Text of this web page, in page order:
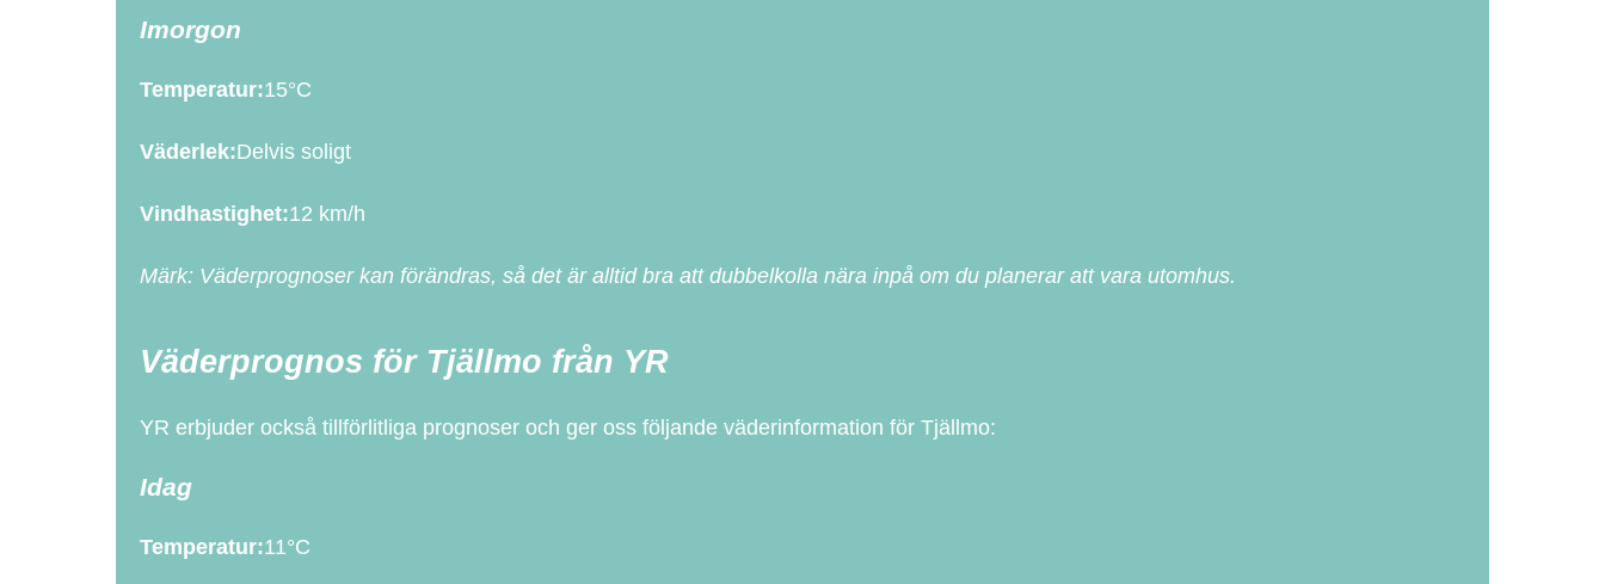
Imorgon
Temperatur:15°C
Väderlek:Delvis soligt
Vindhastighet:12 km/h
Märk: Väderprognoser kan förändras, så det är alltid bra att dubbelkolla nära inpå om du planerar att vara utomhus.
Väderprognos för Tjällmo från YR
YR erbjuder också tillförlitliga prognoser och ger oss följande väderinformation för Tjällmo:
Idag
Temperatur:11°C